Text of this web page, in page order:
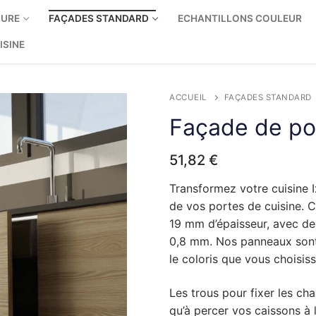
FAÇADES STANDARD ECHANTILLONS COULEUR
sur mesure
– nouvelles charnières
– charnières d’origine
côtés bois
cotés métalliques
Enhet
de cuisine
Faktum
de finition
Metod
MERLIN Delinia
Bonnet
ACCUEIL FAÇADES STANDARD
Façade de
51,82 €
Transformez votre cuisine
de vos portes de cuisine.
19 mm d’épaisseur, avec
0,8 mm. Nos panneaux
le coloris que vous
Les trous pour fixer les
qu’à percer vos caissons